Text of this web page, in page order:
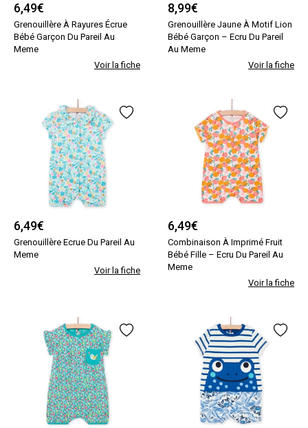
6,49€
Grenouillère À Rayures Écrue
Bébé Garçon Du Pareil Au
Meme
Voir la fiche
8,99€
Grenouillère Jaune À Motif Lion
Bébé Garçon – Ecru Du Pareil
Au Meme
Voir la fiche
6,49€
Grenouillère Ecrue Du Pareil Au
Meme
Voir la fiche
6,49€
Combinaison À Imprimé Fruit
Bébé Fille – Ecru Du Pareil Au
Meme
Voir la fiche